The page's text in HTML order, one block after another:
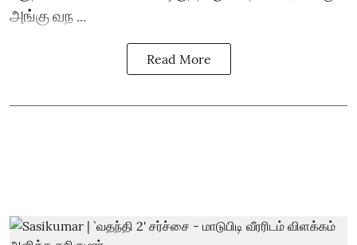
அங்கு வந ...
Read More